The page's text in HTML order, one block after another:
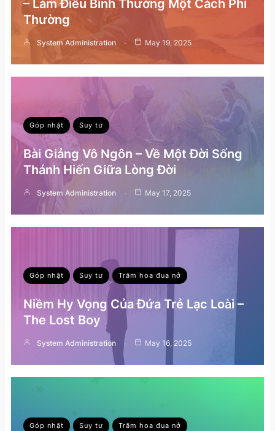
– Làm Điều Bình Thường Một Cách Phi
Thường
System Administration May 19, 2025
Góp nhặt Suy tư
Bài Giảng Vô Ngôn – Về Một Đời Sống
Thánh Hiến Giữa Lòng Đời
System Administration May 17, 2025
Góp nhặt Suy tư Trăm hoa đua nở
Niềm Hy Vọng Của Đứa Trẻ Lạc Loài –
The Lost Boy
System Administration May 16, 2025
Góp nhặt Suy tư Trăm hoa đua nở